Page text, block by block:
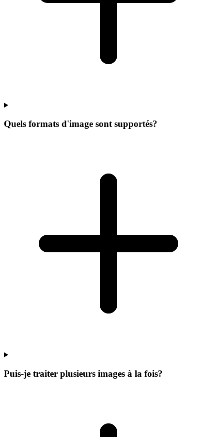
Quels formats d'image sont supportés?
Puis-je traiter plusieurs images à la fois?